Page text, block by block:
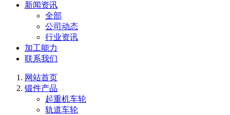
新闻资讯
全部
公司动态
行业资讯
加工能力
联系我们
网站首页
锻件产品
起重机车轮
轨道车轮